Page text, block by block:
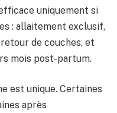
uniquement si
: allaitement exclusif,
de couches, et
mois post-partum.
est unique. Certaines
après